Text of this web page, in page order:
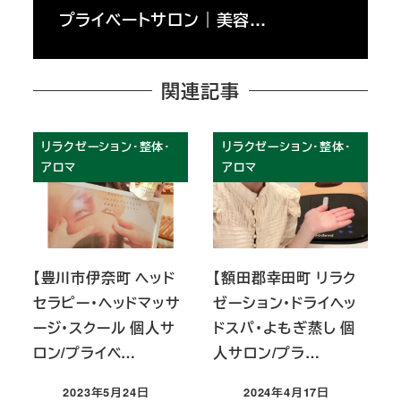
プライベートサロン｜美容…
関連記事
リラクゼーション・整体・
アロマ
【豊川市伊奈町 ヘッド
セラピー・ヘッドマッサ
ージ・スクール 個人サ
ロン/プライベ…
投稿日
2023年5月24日
リラクゼーション・整体・
アロマ
【額田郡幸田町 リラク
ゼーション・ドライヘッ
ドスパ・よもぎ蒸し 個
人サロン/プラ…
投稿日
2024年4月17日